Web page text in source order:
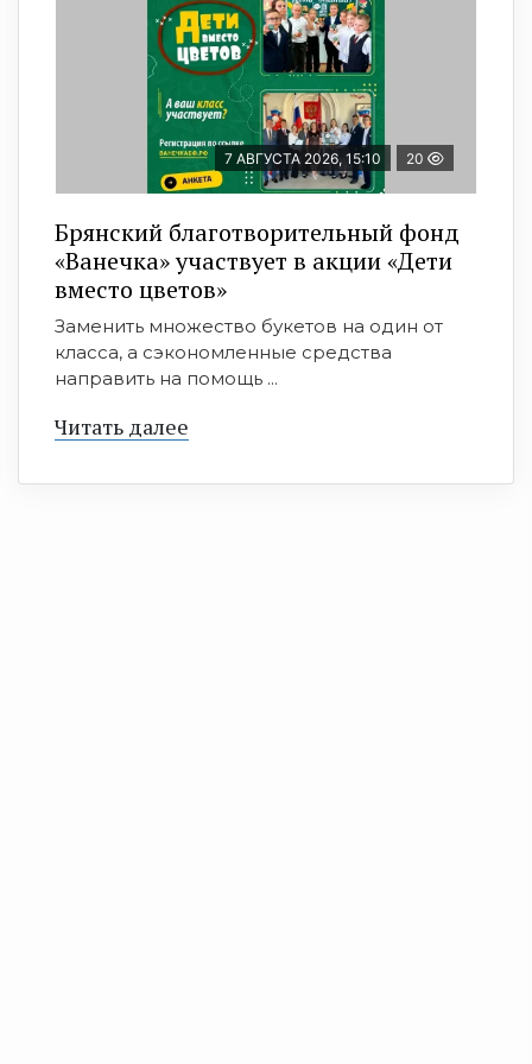
7 АВГУСТА 2026, 15:10 20
Брянский благотворительный фонд
«Ванечка» участвует в акции «Дети
вместо цветов»
Заменить множество букетов на один от
класса, а сэкономленные средства
направить на помощь ...
Читать далее